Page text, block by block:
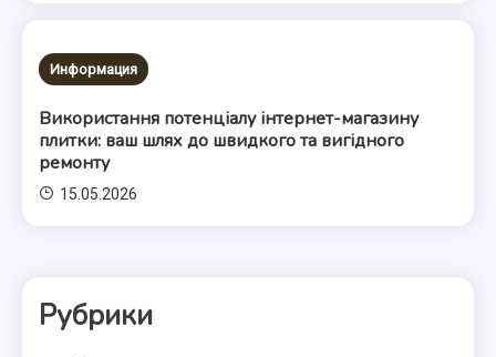
Информация
Використання потенціалу інтернет-магазину
плитки: ваш шлях до швидкого та вигідного
ремонту
15.05.2026
Рубрики